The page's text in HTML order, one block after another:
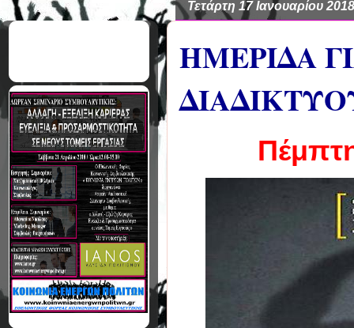
Τετάρτη 17 Ιανουαρίου 2018
ΗΜΕΡΙΔΑ